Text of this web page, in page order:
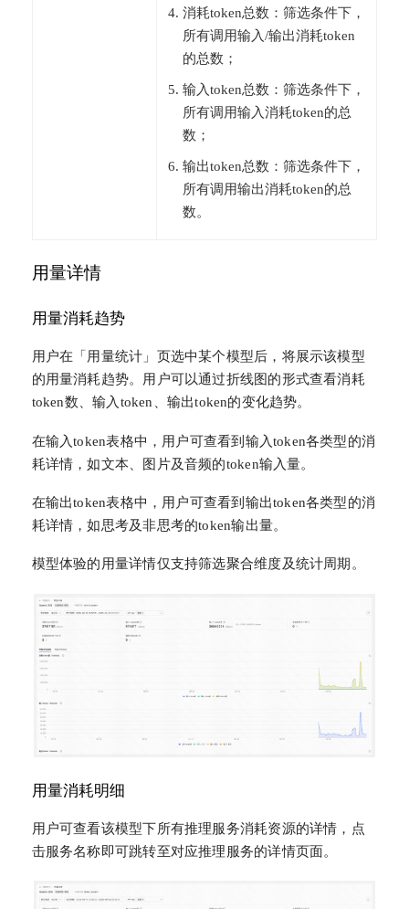
消耗token总数：筛选条件下，
所有调用输入/输出消耗token
的总数；
输入token总数：筛选条件下，
所有调用输入消耗token的总
数；
输出token总数：筛选条件下，
所有调用输出消耗token的总
数。
用量详情
用量消耗趋势
用户在「用量统计」页选中某个模型后，将展示该模型
的用量消耗趋势。用户可以通过折线图的形式查看消耗
token数、输入token、输出token的变化趋势。
在输入token表格中，用户可查看到输入token各类型的消
耗详情，如文本、图片及音频的token输入量。
在输出token表格中，用户可查看到输出token各类型的消
耗详情，如思考及非思考的token输出量。
模型体验的用量详情仅支持筛选聚合维度及统计周期。
用量消耗明细
用户可查看该模型下所有推理服务消耗资源的详情，点
击服务名称即可跳转至对应推理服务的详情页面。